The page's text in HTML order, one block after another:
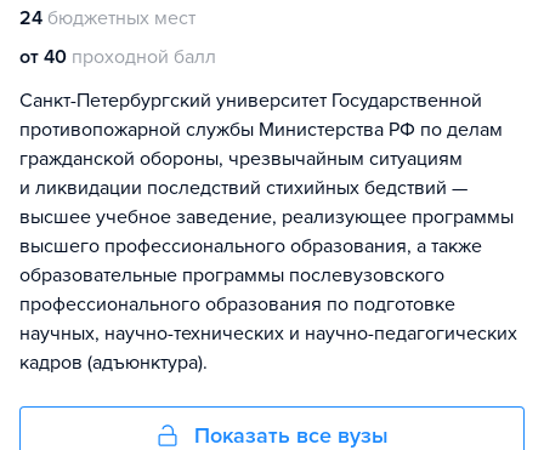
24 бюджетных мест
от 40 проходной балл
Санкт-Петербургский университет Государственной
противопожарной службы Министерства РФ по делам
гражданской обороны, чрезвычайным ситуациям
и ликвидации последствий стихийных бедствий —
высшее учебное заведение, реализующее программы
высшего профессионального образования, а также
образовательные программы послевузовского
профессионального образования по подготовке
научных, научно-технических и научно-педагогических
кадров (адъюнктура).
Показать все вузы